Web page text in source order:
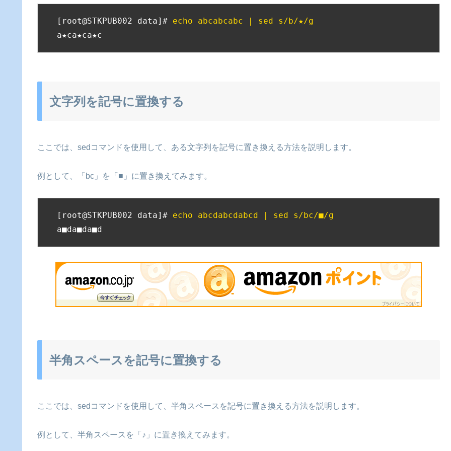
[root@STKPUB002 data]# echo abcabcabc | sed s/b/★/g
a★ca★ca★c
文字列を記号に置換する
ここでは、sedコマンドを使用して、ある文字列を記号に置き換える方法を説明します。
例として、「bc」を「■」に置き換えてみます。
[root@STKPUB002 data]# echo abcdabcdabcd | sed s/bc/■/g
a■da■da■d
半角スペースを記号に置換する
ここでは、sedコマンドを使用して、半角スペースを記号に置き換える方法を説明します。
例として、半角スペースを「♪」に置き換えてみます。